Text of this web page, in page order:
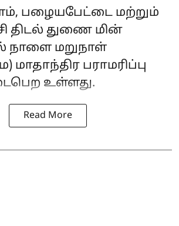
பழையபேட்டை மற்றும்
திடல் துணை மின்
நாளை மறுநாள்
மாதாந்திர பராமரிப்பு
உள்ளது.
Read More